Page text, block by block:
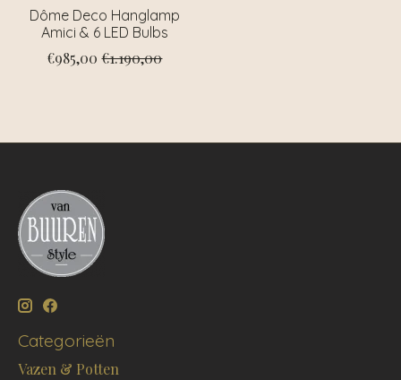
Dôme Deco Hanglamp
Amici & 6 LED Bulbs
€985,00 €1.190,00
Categorieën
Vazen & Potten